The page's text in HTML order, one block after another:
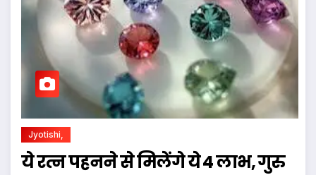
Jyotishi,
ये रत्न पहनने से मिलेंगे ये 4 लाभ, गुरु